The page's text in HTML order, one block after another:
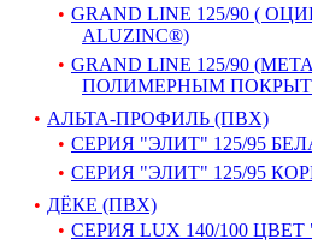
GRAND LINE 125/90 (
ALUZINC®)
GRAND LINE 125/90
ПОЛИМЕРНЫМ
АЛЬТА-ПРОФИЛЬ (ПВХ)
СЕРИЯ "ЭЛИТ" 125/95
СЕРИЯ "ЭЛИТ" 125/95
ДЁКЕ (ПВХ)
СЕРИЯ LUX 140/100